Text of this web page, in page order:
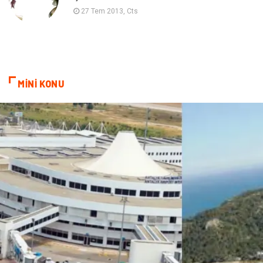
Bakım Aksesuar
Sağlık Haberleri Blogroll
Spor Malzemeleri Hediyelik Eşya
Kültür Acil ve İlkyardım
27 Tem 2013, Cts
MİNİ KONU